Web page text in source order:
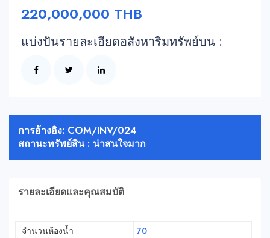
220,000,000 THB
แบ่งปันรายละเอียดอสังหาริมทรัพย์บน :
การอ้างอิง: COM/INV/024
สถานะทรัพย์สิน : น่าสนใจมาก
รายละเอียดและคุณสมบัติ
จำนวนห้องน้ำ
70